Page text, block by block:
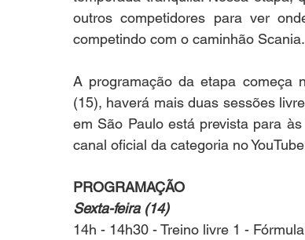
outros competidores para ver
competindo com o caminhão Scania.
A programação da etapa começa
(15), haverá mais duas sessões
em São Paulo está prevista para
canal oficial da categoria no
PROGRAMAÇÃO
Sexta-feira (14)
14h - 14h30 - Treino livre 1 -